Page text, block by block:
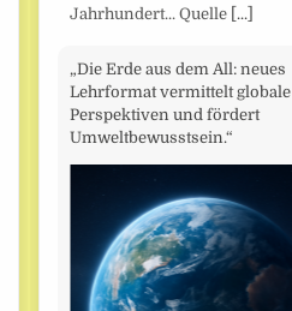
Jahrhundert... Quelle [...]
„Die Erde aus dem All: neues
Lehrformat vermittelt globale
Perspektiven und fördert
Umweltbewusstsein.“